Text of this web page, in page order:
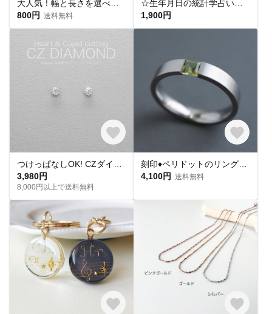
800円 送料無料
1,900円
3,980円
8,000円以上で送料無料
4,100円 送料無料